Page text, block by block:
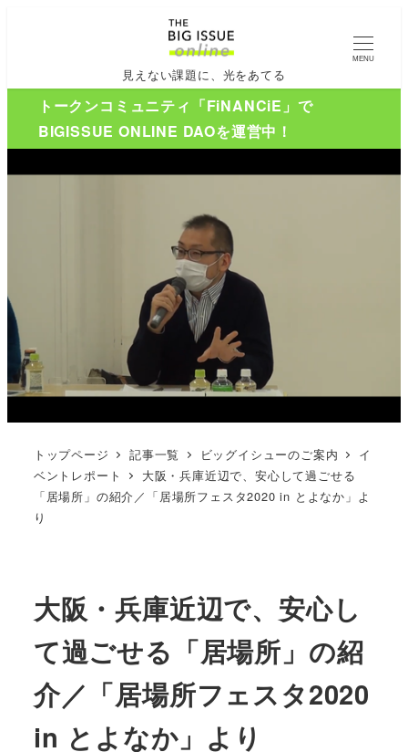
見えない課題に、光をあてる
MENU
トークンコミュニティ「FiNANCiE」で
BIGISSUE ONLINE DAOを運営中！
トップページ 記事一覧 ビッグイシューのご案内
イ
ベントレポート
大阪・兵庫近辺で、安心して過ごせる
「居場所」の紹介／「居場所フェスタ2020 in とよなか」よ
り
大阪・兵庫近辺で、安心し
て過ごせる「居場所」の紹
介／「居場所フェスタ2020
in とよなか」より